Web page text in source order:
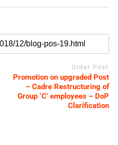
Older Post
Promotion on upgraded Post
– Cadre Restructuring of
Group ‘C’ employees – DoP
Clarification